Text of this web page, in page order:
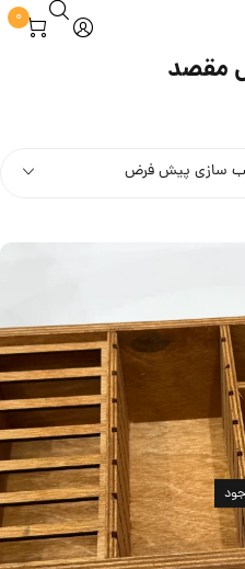
0
مقصد
سازی پیش فرض